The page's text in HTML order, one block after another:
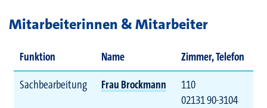
Mitarbeiterinnen & Mitarbeiter
Funktion Name
Zimmer, Telefon
Sachbearbeitung
Frau Brockmann
110
02131 90-3104